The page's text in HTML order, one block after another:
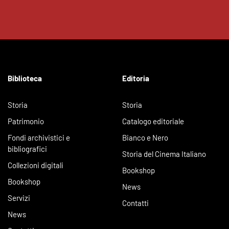
Biblioteca
Storia
Patrimonio
Fondi archivistici e
bibliografici
Collezioni digitali
Bookshop
Servizi
News
Editoria
Storia
Catalogo editoriale
Bianco e Nero
Storia del Cinema Italiano
Bookshop
News
Contatti